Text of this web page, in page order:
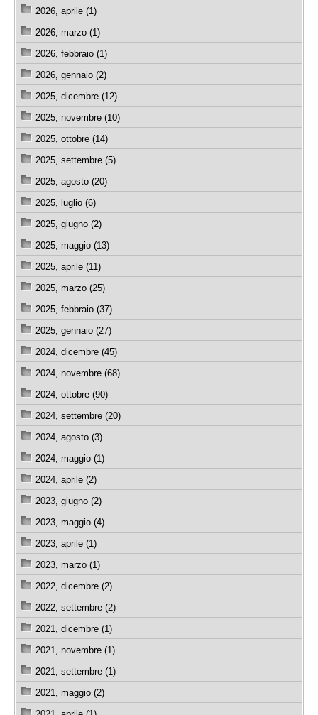
2026, aprile (1)
2026, marzo (1)
2026, febbraio (1)
2026, gennaio (2)
2025, dicembre (12)
2025, novembre (10)
2025, ottobre (14)
2025, settembre (5)
2025, agosto (20)
2025, luglio (6)
2025, giugno (2)
2025, maggio (13)
2025, aprile (11)
2025, marzo (25)
2025, febbraio (37)
2025, gennaio (27)
2024, dicembre (45)
2024, novembre (68)
2024, ottobre (90)
2024, settembre (20)
2024, agosto (3)
2024, maggio (1)
2024, aprile (2)
2023, giugno (2)
2023, maggio (4)
2023, aprile (1)
2023, marzo (1)
2022, dicembre (2)
2022, settembre (2)
2021, dicembre (1)
2021, novembre (1)
2021, settembre (1)
2021, maggio (2)